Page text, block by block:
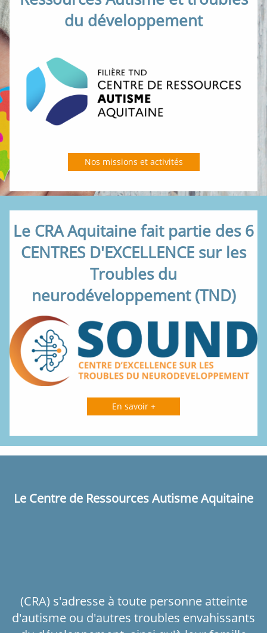
du développement
Nos missions et activités
Le CRA Aquitaine fait partie des 6
CENTRES D'EXCELLENCE sur les
Troubles du
neurodéveloppement (TND)
En savoir +
Le Centre de Ressources Autisme Aquitaine
(CRA) s'adresse à toute personne atteinte
d'autisme ou d'autres troubles envahissants